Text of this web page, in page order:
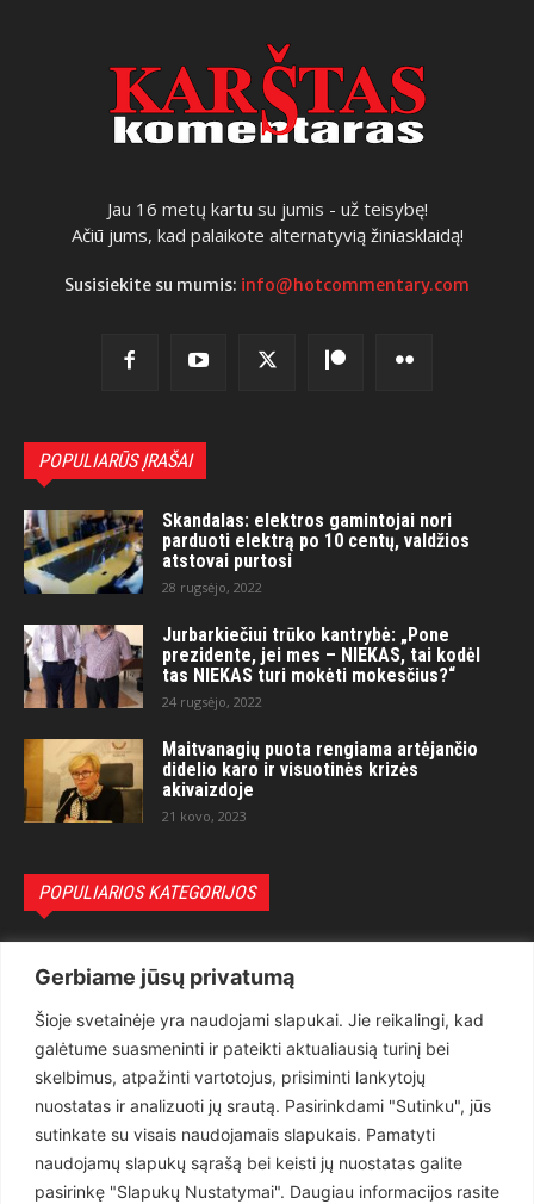
Gerbiame jūsų privatumą
Šioje svetainėje yra naudojami slapukai. Jie reikalingi, kad
galėtume suasmeninti ir pateikti aktualiausią turinį bei
skelbimus, atpažinti vartotojus, prisiminti lankytojų
nuostatas ir analizuoti jų srautą. Pasirinkdami "Sutinku", jūs
sutinkate su visais naudojamais slapukais. Pamatyti
naudojamų slapukų sąrašą bei keisti jų nuostatas galite
pasirinkę "Slapukų Nustatymai". Daugiau informacijos rasite
Jau 16 metų kartu su jumis - už teisybę!
Ačiū jums, kad palaikote alternatyvią žiniasklaidą!
Susisiekite su mumis: info@hotcommentary.com
POPULIARŪS ĮRAŠAI
Skandalas: elektros gamintojai nori
parduoti elektrą po 10 centų, valdžios
atstovai purtosi
28 rugsėjo, 2022
Jurbarkiečiui trūko kantrybė: „Pone
prezidente, jei mes – NIEKAS, tai kodėl
tas NIEKAS turi mokėti mokesčius?“
24 rugsėjo, 2022
Maitvanagių puota rengiama artėjančio
didelio karo ir visuotinės krizės
akivaizdoje
21 kovo, 2023
POPULIARIOS KATEGORIJOS
Teisėsauga
1497
Aktualu
Lietuva
619
Pasaulis
Статьи на русском